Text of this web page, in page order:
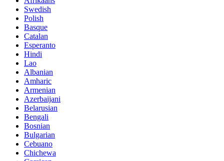
Swedish
Polish
Basque
Catalan
Esperanto
Hindi
Lao
Albanian
Amharic
Armenian
Azerbaijani
Belarusian
Bengali
Bosnian
Bulgarian
Cebuano
Chichewa